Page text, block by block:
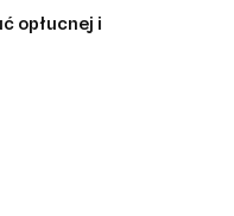
opłucnej i